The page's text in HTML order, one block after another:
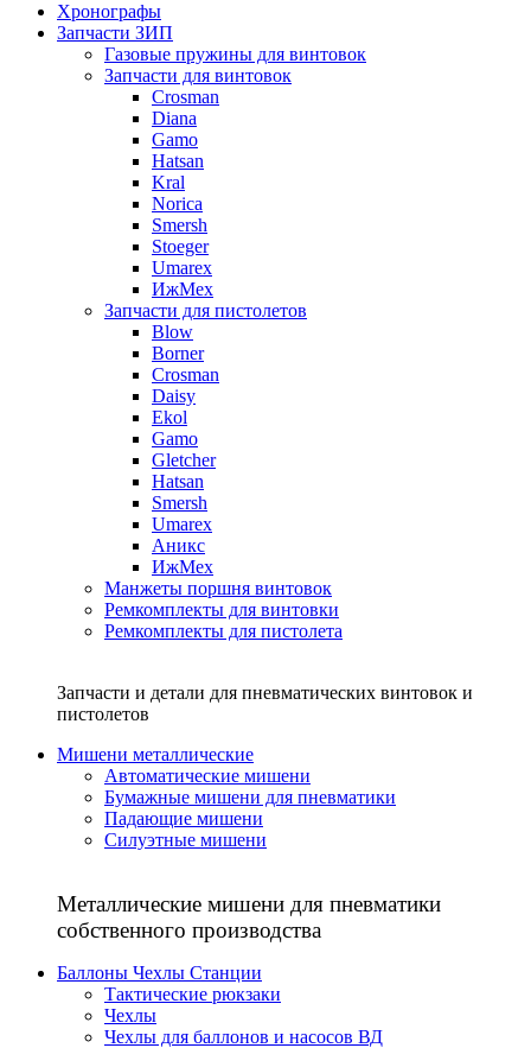
Хронографы
Запчасти ЗИП
Газовые пружины для винтовок
Запчасти для винтовок
Crosman
Diana
Gamo
Hatsan
Kral
Norica
Smersh
Stoeger
Umarex
ИжМех
Запчасти для пистолетов
Blow
Borner
Crosman
Daisy
Ekol
Gamo
Gletcher
Hatsan
Smersh
Umarex
Аникс
ИжМех
Манжеты поршня винтовок
Ремкомплекты для винтовки
Ремкомплекты для пистолета
Запчасти и детали для пневматических винтовок и
пистолетов
Мишени металлические
Автоматические мишени
Бумажные мишени для пневматики
Падающие мишени
Силуэтные мишени
Металлические мишени для пневматики
собственного производства
Баллоны Чехлы Станции
Тактические рюкзаки
Чехлы
Чехлы для баллонов и насосов ВД